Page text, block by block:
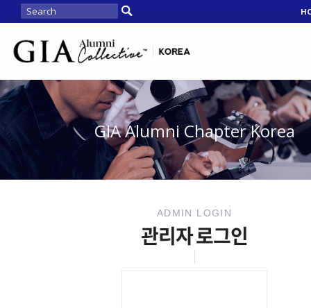
GIA Alumni Chapter Korea
ADMIN LOGIN
관리자 로그인